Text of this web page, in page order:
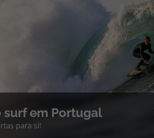
surf em Portugal
para si!